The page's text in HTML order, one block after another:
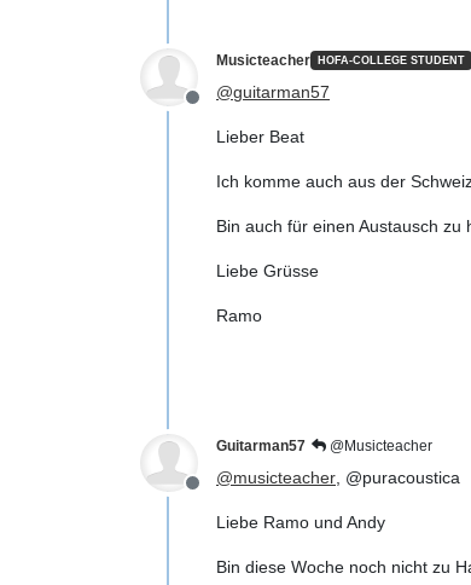
Offline
Musicteacher HOFA-COLLEGE STUDENT
@guitarman57
Lieber Beat
Ich komme auch aus der
Bin auch für einen Austausch zu
Liebe Grüsse
Ramo
Offline
Guitarman57 @Musicteacher
@musicteacher , @puracoustica
Liebe Ramo und Andy
Bin diese Woche noch nicht zu